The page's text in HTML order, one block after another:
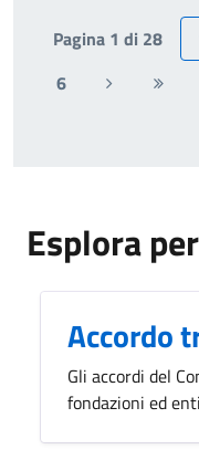
Pagina 1 di 28
6
PaginaUltima
Esplora
Accordo
Gli accordi del
fondazioni ed